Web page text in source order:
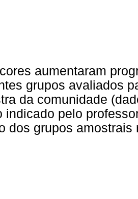
aumentaram
grupos avaliados
da comunidade
indicado pelo
dos grupos